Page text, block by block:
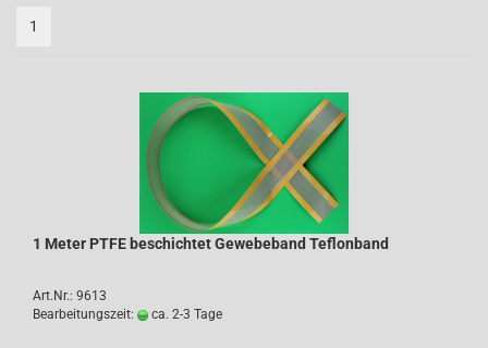
1
1 Meter PTFE beschichtet Gewebeband Teflonband
Art.Nr.: 9613
Bearbeitungszeit:
ca. 2-3 Tage